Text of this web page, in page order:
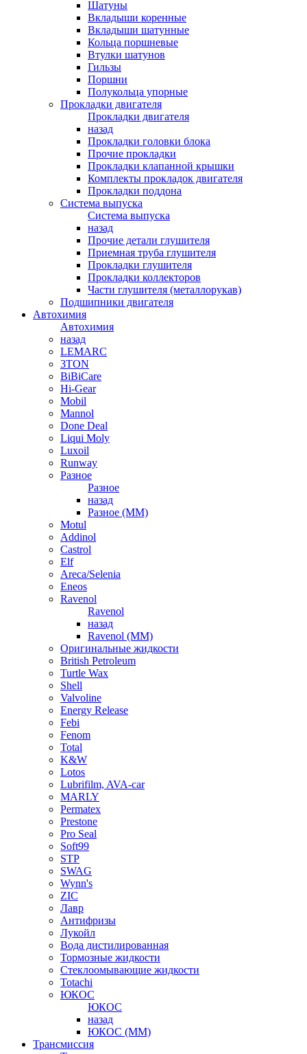
Шатуны
Вкладыши коренные
Вкладыши шатунные
Кольца поршневые
Втулки шатунов
Гильзы
Поршни
Полукольца упорные
Прокладки двигателя
Прокладки двигателя
назад
Прокладки головки блока
Прочие прокладки
Прокладки клапанной крышки
Комплекты прокладок двигателя
Прокладки поддона
Система выпуска
Система выпуска
назад
Прочие детали глушителя
Приемная труба глушителя
Прокладки глушителя
Прокладки коллекторов
Части глушителя (металлорукав)
Подшипники двигателя
Автохимия
Автохимия
назад
LEMARC
3TON
BiBiCare
Hi-Gear
Mobil
Mannol
Done Deal
Liqui Moly
Luxoil
Runway
Разное
Разное
назад
Разное (ММ)
Motul
Addinol
Castrol
Elf
Areca/Selenia
Eneos
Ravenol
Ravenol
назад
Ravenol (ММ)
Оригинальные жидкости
British Petroleum
Turtle Wax
Shell
Valvoline
Energy Release
Febi
Fenom
Total
K&W
Lotos
Lubrifilm, AVA-car
MARLY
Permatex
Prestone
Pro Seal
Soft99
STP
SWAG
Wynn's
ZIC
Лавр
Антифризы
Лукойл
Вода дистилированная
Тормозные жидкости
Стеклоомывающие жидкости
Totachi
ЮКОС
ЮКОС
назад
ЮКОС (ММ)
Трансмиссия